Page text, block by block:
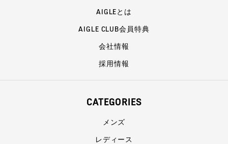
AIGLEとは
AIGLE CLUB会員特典
会社情報
採用情報
CATEGORIES
メンズ
レディース